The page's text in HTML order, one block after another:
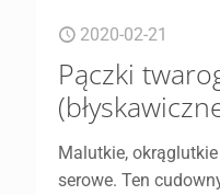
2020-02-21
Pączki
Malutkie,
serowe. Ten